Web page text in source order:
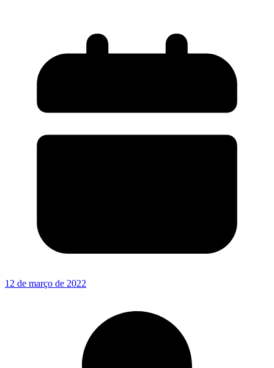
12 de março de 2022